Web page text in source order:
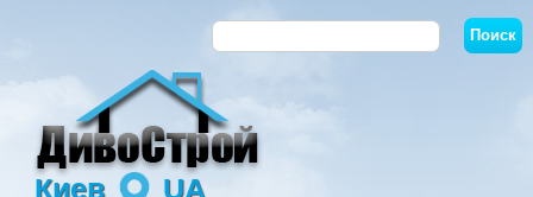
Киев UA